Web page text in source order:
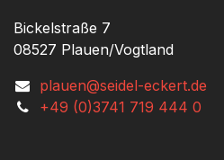
Bickelstraße 7
08527 Plauen/Vogtland
plauen@seidel-eckert.de
+49 (0)3741 719 444 0